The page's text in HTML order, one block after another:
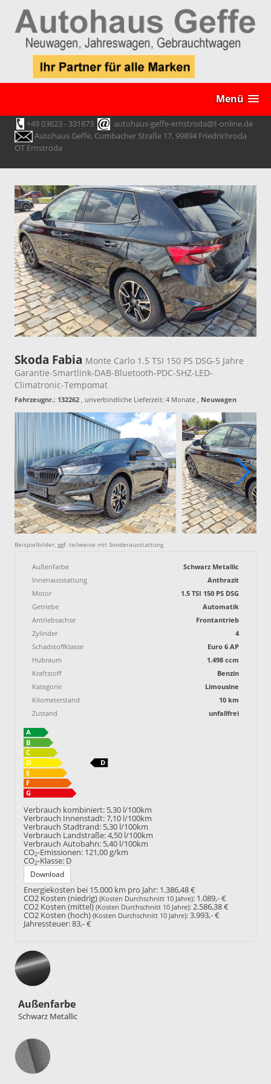
Menü
+49 03623 - 331873
autohaus-geffe-ernstroda@t-online.de
Autohaus Geffe, Cumbacher Straße 17, 99894 Friedrichroda
OT Ernstroda
Skoda Fabia Monte Carlo 1.5 TSI 150 PS DSG-5 Jahre
Garantie-Smartlink-DAB-Bluetooth-PDC-SHZ-LED-
Climatronic-Tempomat
Fahrzeugnr.: 132262 , unverbindliche Lieferzeit: 4 Monate , Neuwagen
Beispielbilder, ggf. teilweise mit Sonderausstattung
Außenfarbe
Schwarz Metallic
Innenausstattung
Anthrazit
Motor
1.5 TSI 150 PS DSG
Getriebe
Automatik
Antriebsachse
Frontantrieb
Zylinder
4
Schadstoffklasse
Euro 6 AP
Hubraum
1.498 ccm
Kraftstoff
Benzin
Kategorie
Limousine
Kilometerstand
10 km
Zustand
unfallfrei
Verbrauch kombiniert: 5,30 l/100km
Verbrauch Innenstadt:7,10 l/100km
Verbrauch Stadtrand: 5,30 l/100km
Verbrauch Landstraße:4,50 l/100km
Verbrauch Autobahn: 5,40 l/100km
CO2-Emissionen: 121,00 g/km
CO2-Klasse: D
Download
Energiekosten bei 15.000 km pro Jahr: 1.386,48 €
CO2 Kosten (niedrig) (Kosten Durchschnitt 10 Jahre): 1.089,- €
CO2 Kosten (mittel) (Kosten Durchschnitt 10 Jahre):2.586,38 €
CO2 Kosten (hoch) (Kosten Durchschnitt 10 Jahre):3.993,- €
Jahressteuer:83,- €
Außenfarbe
Schwarz Metallic
Innenausstattung